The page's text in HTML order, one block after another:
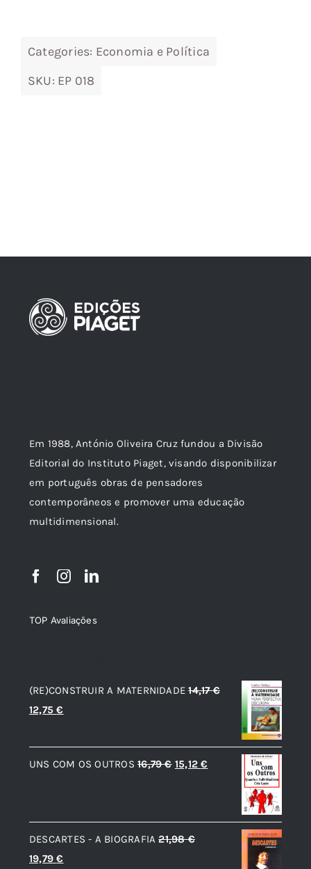
Categories: Economia e Política
SKU: EP 018
Em 1988, António Oliveira Cruz fundou a Divisão
Editorial do Instituto Piaget, visando disponibilizar
em português obras de pensadores
contemporâneos e promover uma educação
multidimensional.
TOP Avaliações
(RE)CONSTRUIR A MATERNIDADE 14,17€
O
original
era:
12,75€
atual
é:
UNS COM OS OUTROS 16,79€ O
era:
16,79 €.
15,12€
é:
DESCARTES - A BIOGRAFIA 21,98€
O
19,79€